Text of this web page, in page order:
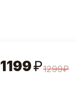
1199₽1299₽